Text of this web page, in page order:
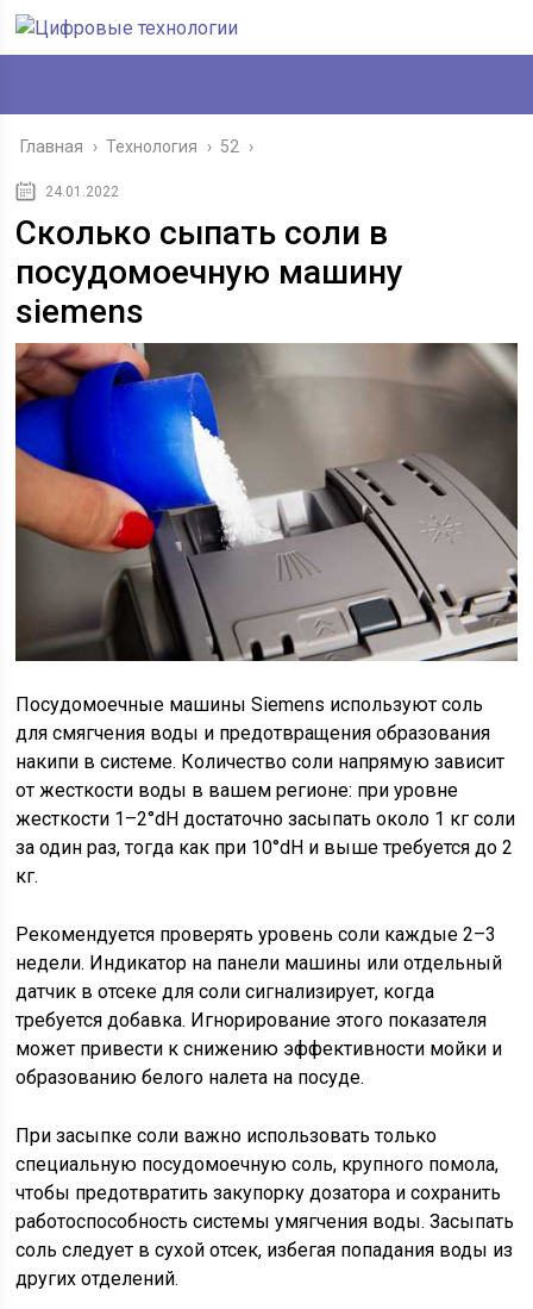
Главная › Технология › 52 ›
24.01.2022
Сколько сыпать соли в
посудомоечную машину
siemens
Посудомоечные машины Siemens используют соль
для смягчения воды и предотвращения образования
накипи в системе. Количество соли напрямую зависит
от жесткости воды в вашем регионе: при уровне
жесткости 1–2°dH достаточно засыпать около 1 кг соли
за один раз, тогда как при 10°dH и выше требуется до 2
кг.
Рекомендуется проверять уровень соли каждые 2–3
недели. Индикатор на панели машины или отдельный
датчик в отсеке для соли сигнализирует, когда
требуется добавка. Игнорирование этого показателя
может привести к снижению эффективности мойки и
образованию белого налета на посуде.
При засыпке соли важно использовать только
специальную посудомоечную соль, крупного помола,
чтобы предотвратить закупорку дозатора и сохранить
работоспособность системы умягчения воды. Засыпать
соль следует в сухой отсек, избегая попадания воды из
других отделений.